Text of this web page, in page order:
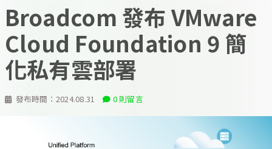
發布時間： 2024.08.31 0 則留言
Broadcom 發布 VMware
Cloud Foundation 9 簡
化私有雲部署